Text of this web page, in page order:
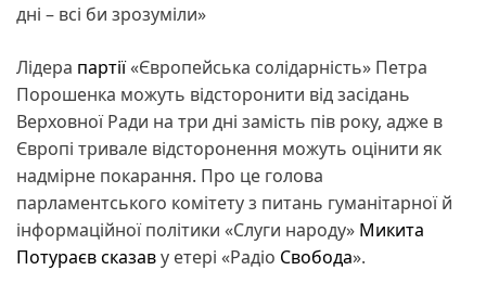
дні – всі би зрозуміли»
Лідера партії«Європейська cолідарність» Петра
Порошенка можуть відсторонити від засідань
Верховної Ради на три дні замість пів року, адже в
Європі тривале відсторонення можуть оцінити як
надмірне покарання. Про це голова
парламентського комітету з питань гуманітарної й
інформаційної політики «Слуги народу» Микита
Потураєвсказаву етері «Радіо Свобода».